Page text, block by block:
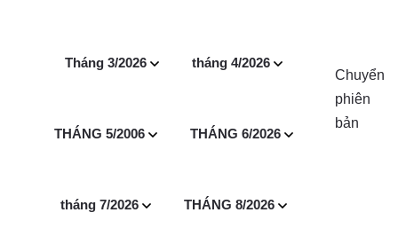
Tháng 3/2026 tháng 4/2026
THÁNG 5/2006 THÁNG 6/2026
tháng 7/2026 THÁNG 8/2026
Chuyển
phiên
bản